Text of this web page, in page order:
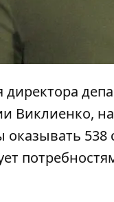
директора
Виклиенко,